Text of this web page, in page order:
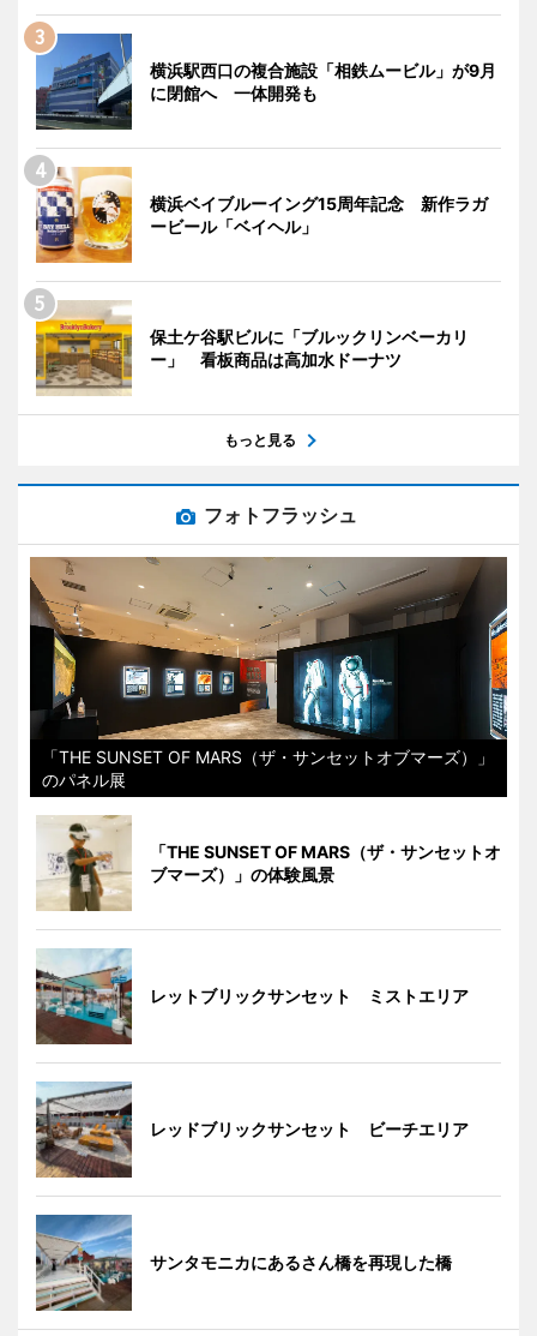
横浜駅西口の複合施設「相鉄ムービル」が9月
に閉館へ 一体開発も
横浜ベイブルーイング15周年記念 新作ラガ
ービール「ベイヘル」
保土ケ谷駅ビルに「ブルックリンベーカリ
ー」 看板商品は高加水ドーナツ
もっと見る
フォトフラッシュ
「THE SUNSET OF MARS（ザ・サンセットオブマーズ）」
のパネル展
「THE SUNSET OF MARS（ザ・サンセットオ
ブマーズ）」の体験風景
レットブリックサンセット ミストエリア
レッドブリックサンセット ビーチエリア
サンタモニカにあるさん橋を再現した橋